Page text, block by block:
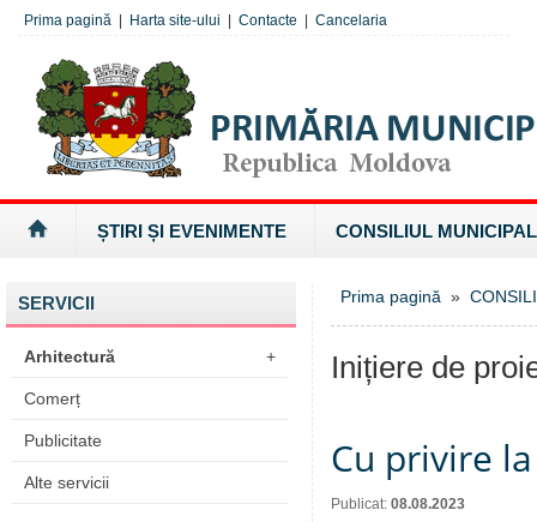
Prima pagină Harta site-ului Contacte Cancelaria
ȘTIRI ȘI EVENIMENTE CONSILIUL MUNICIPAL
SERVICII
Arhitectură +
Comerț
Publicitate
Alte servicii
Prima pagină »
Inițiere de
Cu privire
Publicat: 08.08.2023